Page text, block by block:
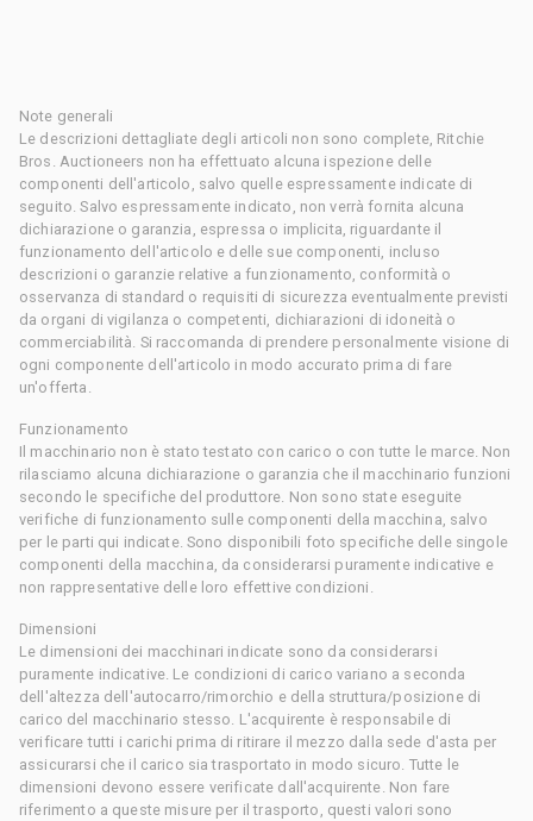
Note generali
Le descrizioni dettagliate degli articoli non sono complete, Ritchie
Bros. Auctioneers non ha effettuato alcuna ispezione delle
componenti dell'articolo, salvo quelle espressamente indicate di
seguito. Salvo espressamente indicato, non verrà fornita alcuna
dichiarazione o garanzia, espressa o implicita, riguardante il
funzionamento dell'articolo e delle sue componenti, incluso
descrizioni o garanzie relative a funzionamento, conformità o
osservanza di standard o requisiti di sicurezza eventualmente previsti
da organi di vigilanza o competenti, dichiarazioni di idoneità o
commerciabilità. Si raccomanda di prendere personalmente visione di
ogni componente dell'articolo in modo accurato prima di fare
un'offerta.
Funzionamento
Il macchinario non è stato testato con carico o con tutte le marce. Non
rilasciamo alcuna dichiarazione o garanzia che il macchinario funzioni
secondo le specifiche del produttore. Non sono state eseguite
verifiche di funzionamento sulle componenti della macchina, salvo
per le parti qui indicate. Sono disponibili foto specifiche delle singole
componenti della macchina, da considerarsi puramente indicative e
non rappresentative delle loro effettive condizioni.
Dimensioni
Le dimensioni dei macchinari indicate sono da considerarsi
puramente indicative. Le condizioni di carico variano a seconda
dell'altezza dell'autocarro/rimorchio e della struttura/posizione di
carico del macchinario stesso. L'acquirente è responsabile di
verificare tutti i carichi prima di ritirare il mezzo dalla sede d'asta per
assicurarsi che il carico sia trasportato in modo sicuro. Tutte le
dimensioni devono essere verificate dall'acquirente. Non fare
riferimento a queste misure per il trasporto, questi valori sono